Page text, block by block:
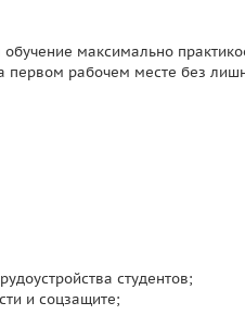
максимально
первом рабочем месте без
студентов;
и соцзащите;